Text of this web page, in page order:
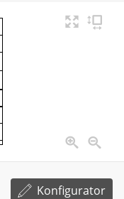
Konfigurator